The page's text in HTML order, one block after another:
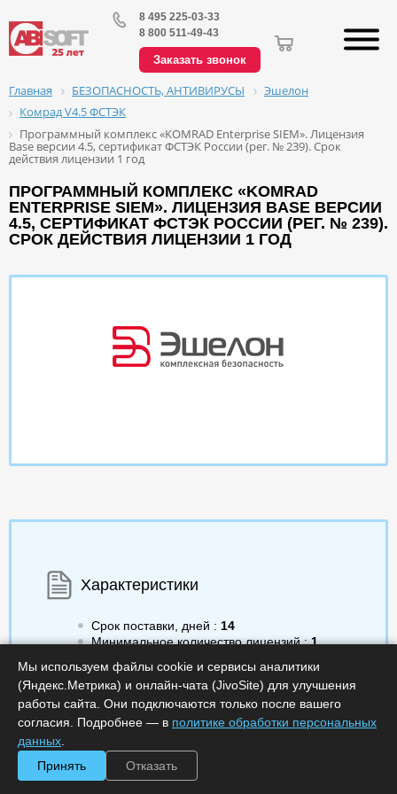
8 495 225-03-33
8 800 511-49-43
Заказать звонок
Главная БЕЗОПАСНОСТЬ, АНТИВИРУСЫ
Эшелон
Комрад V4.5 ФСТЭК
Программный комплекс «KOMRAD Enterprise SIEM». Лицензия
Base версии 4.5, сертификат ФСТЭК России (рег. № 239). Срок
действия лицензии 1 год
ПРОГРАММНЫЙ КОМПЛЕКС «KOMRAD
ENTERPRISE SIEM». ЛИЦЕНЗИЯ BASE ВЕРСИИ
4.5, СЕРТИФИКАТ ФСТЭК РОССИИ (РЕГ. № 239).
СРОК ДЕЙСТВИЯ ЛИЦЕНЗИИ 1 ГОД
Характеристики
Срок поставки, дней : 14
Минимальное количество лицензий :1
Артикул :KOMRAD-SIEM-V4.5-BASE-1Y-F-S
Обработка заказа :в рабочее время
Цена по запросу
Мы используем файлы cookie и сервисы аналитики
(Яндекс.Метрика) и онлайн-чата (JivoSite) для улучшения
работы сайта. Они подключаются только после вашего
согласия. Подробнее — в политике обработки персональных
данных
Принять
Отказать